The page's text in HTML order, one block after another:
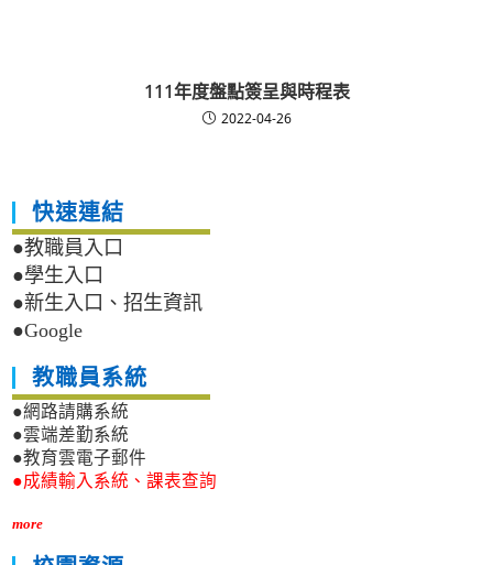
111年度盤點簽呈與時程表
2022-04-26
快速連結
●教職員入口
●學生入口
●新生入口、招生資訊
●Google
教職員系統
●網路請購系統
●雲端差勤系統
●教育雲電子郵件
●成績輸入系統、課表查詢
more